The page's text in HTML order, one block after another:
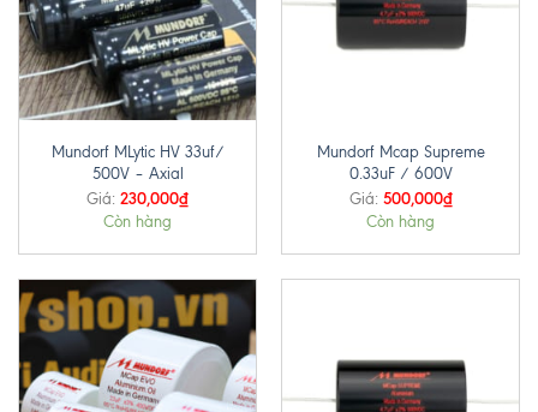
Mundorf MLytic HV 33uf/
500V – Axial
Giá: 230,000₫
Còn hàng
Mundorf Mcap Supreme
0.33uF / 600V
Giá: 500,000₫
Còn hàng